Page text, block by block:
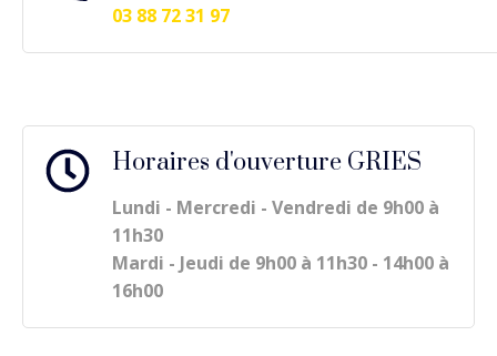
03 88 72 31 97
Horaires d'ouverture GRIES
Lundi - Mercredi - Vendredi de 9h00 à
11h30
Mardi - Jeudi de 9h00 à 11h30 - 14h00 à
16h00